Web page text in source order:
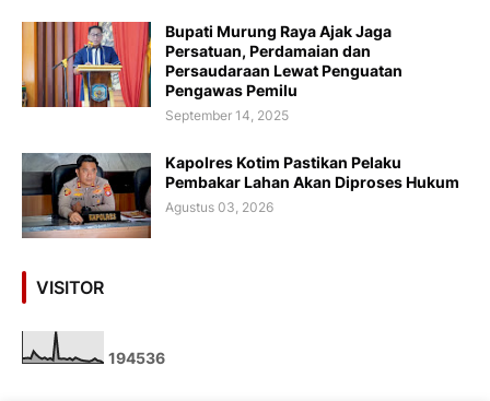
Bupati Murung Raya Ajak Jaga
Persatuan, Perdamaian dan
Persaudaraan Lewat Penguatan
Pengawas Pemilu
September 14, 2025
Kapolres Kotim Pastikan Pelaku
Pembakar Lahan Akan Diproses Hukum
Agustus 03, 2026
VISITOR
194536